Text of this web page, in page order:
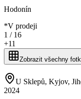
Hodonín
*V prodeji
1 / 16
+11
Zobrazit všechny
U Sklepů, Kyjov,
2024